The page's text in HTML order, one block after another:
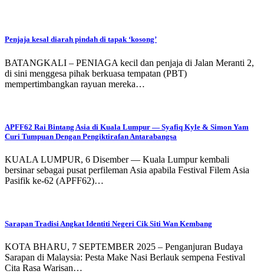
Penjaja kesal diarah pindah di tapak ‘kosong’
BATANGKALI – PENIAGA kecil dan penjaja di Jalan Meranti 2,
di sini menggesa pihak berkuasa tempatan (PBT)
mempertimbangkan rayuan mereka…
APFF62 Rai Bintang Asia di Kuala Lumpur — Syafiq Kyle & Simon Yam
Curi Tumpuan Dengan Pengiktirafan Antarabangsa
KUALA LUMPUR, 6 Disember — Kuala Lumpur kembali
bersinar sebagai pusat perfileman Asia apabila Festival Filem Asia
Pasifik ke-62 (APFF62)…
Sarapan Tradisi Angkat Identiti Negeri Cik Siti Wan Kembang
KOTA BHARU, 7 SEPTEMBER 2025 – Penganjuran Budaya
Sarapan di Malaysia: Pesta Make Nasi Berlauk sempena Festival
Cita Rasa Warisan…